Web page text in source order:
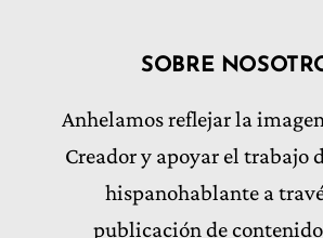
SOBRE
Anhelamos reflejar la
Creador y apoyar el trabajo
hispanohablante a
publicación de